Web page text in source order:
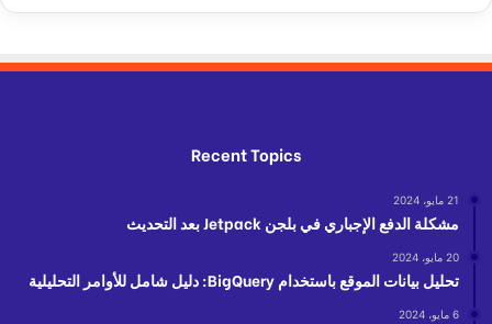
Recent Topics
21 مايو، 2024
مشكلة الدفع الإجباري في بلجن Jetpack بعد التحديث
20 مايو، 2024
تحليل بيانات الموقع باستخدام BigQuery: دليل شامل للأوامر التحليلية
6 مايو، 2024